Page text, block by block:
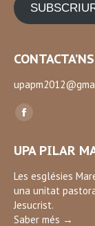
CONTACTA’NS
Find us on:
Facebook
opens
in
new
window
UPA PILAR
Les esglésies
una unitat
Jesucrist.
Saber més →